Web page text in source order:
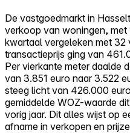
De vastgoedmarkt in
verkoop van woningen, met
kwartaal vergeleken met 32
transactieprijs ging van
Per vierkante meter daalde
van 3.851 euro naar 3.522
steeg licht van 426.000
gemiddelde WOZ-waarde
vorig jaar. Dit alles wijst op
afname in verkopen en